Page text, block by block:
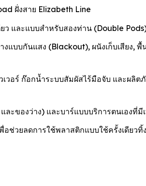
ฝั่งสาย Elizabeth Line
และแบบสำหรับสองท่าน (Double
บบกันแสง (Blackout), ผนังเก็บเสียง, พื้
วอร์ ก๊อกน้ำระบบสัมผัสไร้มือจับ และผลิ
ของว่าง) และบาร์แบบบริการตนเองที่มี
วยลดการใช้พลาสติกแบบใช้ครั้งเดียวทิ้